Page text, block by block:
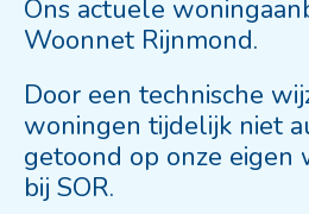
Ons actuele
Woonnet Rijnmond.
Door een technische
woningen tijdelijk niet
getoond op onze eigen
bij SOR.